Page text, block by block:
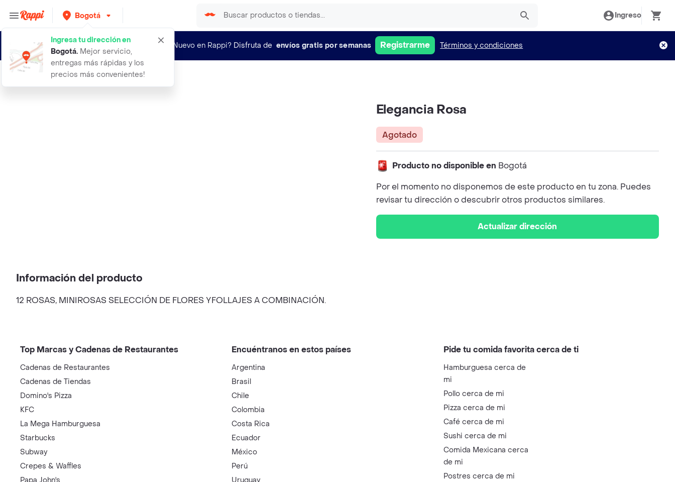
Bogotá
Ingresa tu dirección en
Bogotá. Mejor servicio,
entregas más rápidas y los
precios más convenientes!
Ingreso
¿Nuevo en Rappi? Disfruta de envíos gratis por semanas Registrarme Términos y condiciones
elegancia rosa
Elegancia Rosa
Agotado
Producto no disponible en Bogotá
Por el momento no disponemos de este producto en tu zona. Puedes
revisar tu dirección o descubrir otros productos similares.
Actualizar dirección
Información del producto
12 ROSAS, MINIROSAS SELECCIÓN DE FLORES YFOLLAJES A COMBINACIÓN.
Top Marcas y Cadenas de Restaurantes
Cadenas de Restaurantes
Cadenas de Tiendas
Domino's Pizza
KFC
La Mega Hamburguesa
Starbucks
Subway
Crepes & Waffles
Encuéntranos en estos países
Argentina
Brasil
Chile
Colombia
Costa Rica
Ecuador
México
Perú
Pide tu comida favorita cerca de ti
Hamburguesa cerca de
mi
Pollo cerca de mi
Pizza cerca de mi
Café cerca de mi
Sushi cerca de mi
Comida Mexicana cerca
de mi
Postres cerca de mi